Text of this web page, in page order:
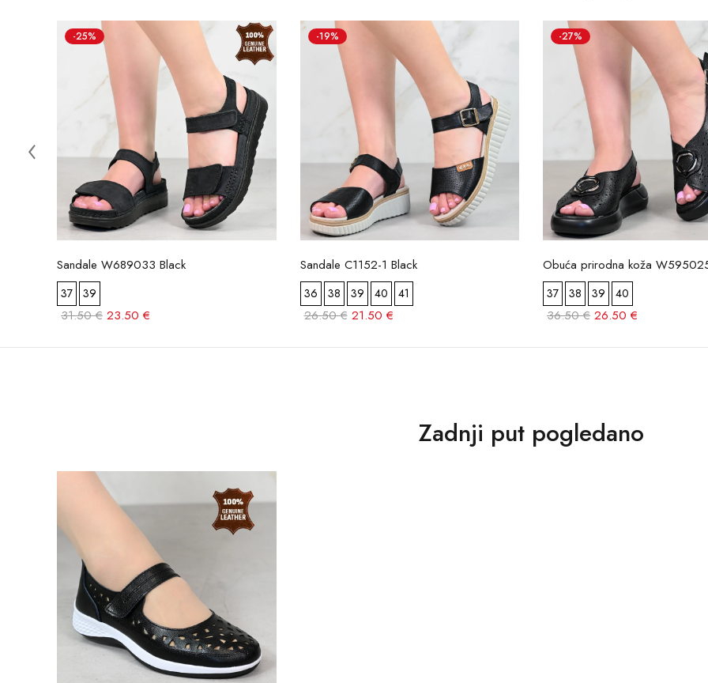
-25%
Sandale W689033 Black
37 39
31.50 € 23.50 €
-19%
Sandale C1152-1 Black
36 38 39 40 41
26.50 € 21.50 €
-27%
Obuća prirodna koža
37 38 39 40
36.50 € 26.50 €
Zadnji put pogledano